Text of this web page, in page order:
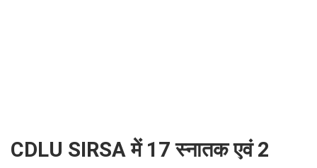
CDLU SIRSA में 17 स्नातक एवं 2